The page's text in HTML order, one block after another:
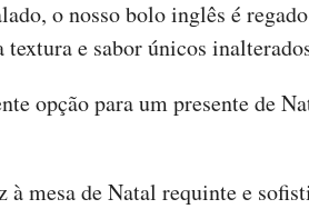
o nosso bolo inglês é
textura e sabor únicos
opção para um presente de
mesa de Natal requinte e